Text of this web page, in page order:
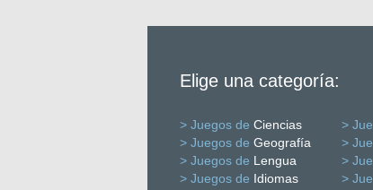
Elige una categoría:
> Juegos de Ciencias >
> Juegos de Geografía >
> Juegos de Lengua >
> Juegos de Idiomas >